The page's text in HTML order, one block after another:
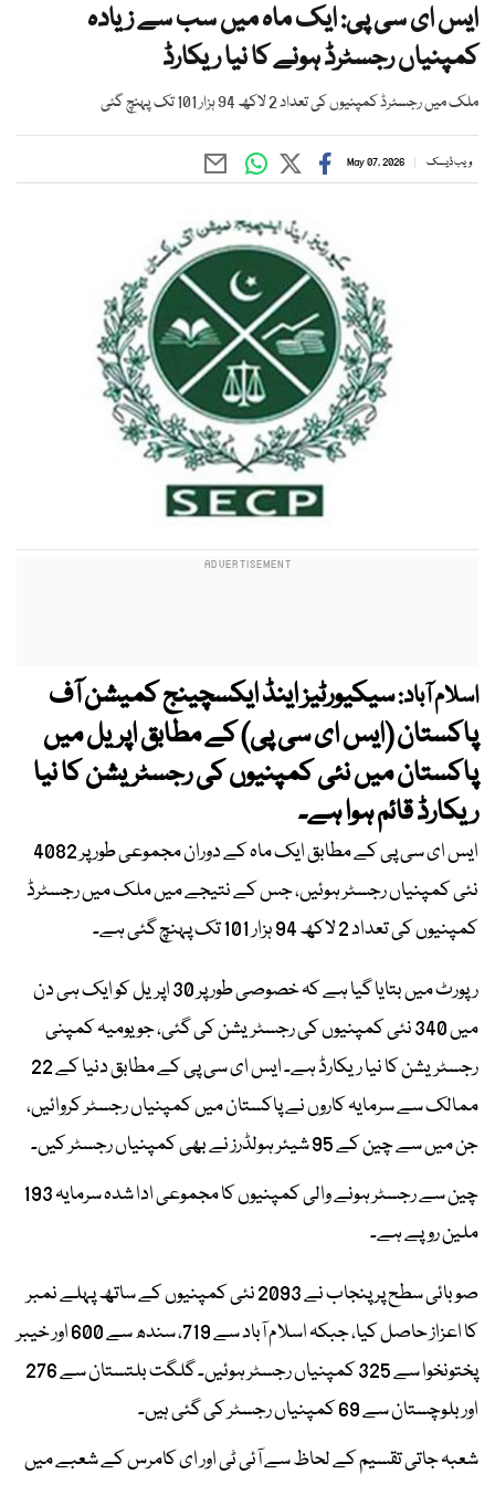
ایس ای سی پی: ایک ماہ میں سب سے زیادہ
کمپنیاں رجسٹرڈ ہونے کا نیا ریکارڈ
ملک میں رجسٹرڈ کمپنیوں کی تعداد 2 لاکھ 94 ہزار 101 تک پہنچ گئی
ویب ڈیسک May 07, 2026
اسلام آباد:سیکیورٹیز اینڈ ایکسچینج کمیشن آف
پاکستان (ایس ای سی پی) کے مطابق اپریل میں
پاکستان میں نئی کمپنیوں کی رجسٹریشن کا نیا
ریکارڈ قائم ہوا ہے۔
ایس ای سی پی کے مطابق ایک ماہ کے دوران مجموعی طور پر 4082
نئی کمپنیاں رجسٹر ہوئیں، جس کے نتیجے میں ملک میں رجسٹرڈ
کمپنیوں کی تعداد 2 لاکھ 94 ہزار 101 تک پہنچ گئی ہے۔
رپورٹ میں بتایا گیا ہے کہ خصوصی طور پر 30 اپریل کو ایک ہی دن
میں 340 نئی کمپنیوں کی رجسٹریشن کی گئی، جو یومیہ کمپنی
رجسٹریشن کا نیا ریکارڈ ہے۔ ایس ای سی پی کے مطابق دنیا کے 22
ممالک سے سرمایہ کاروں نے پاکستان میں کمپنیاں رجسٹر کروائیں،
جن میں سے چین کے 95 شیئر ہولڈرز نے بھی کمپنیاں رجسٹر کیں۔
چین سے رجسٹر ہونے والی کمپنیوں کا مجموعی ادا شدہ سرمایہ 193
ملین روپے ہے۔
صوبائی سطح پر پنجاب نے 2093 نئی کمپنیوں کے ساتھ پہلے نمبر
کا اعزاز حاصل کیا، جبکہ اسلام آباد سے 719، سندھ سے 600 اور خیبر
پختونخوا سے 325 کمپنیاں رجسٹر ہوئیں۔ گلگت بلتستان سے 276
اور بلوچستان سے 69 کمپنیاں رجسٹر کی گئی ہیں۔
شعبہ جاتی تقسیم کے لحاظ سے آئی ٹی اور ای کامرس کے شعبے میں